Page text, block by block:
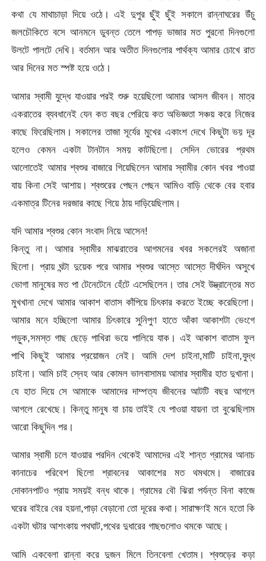
কথা যে মাথাচাড়া দিয়ে ওঠে। এই দুপুর ছুঁই ছুঁই সকালে রান্নাঘরের উঁচু
জলচৌকিতে বসে আনমনে ডুবন্ত তেলে পাপড় ভাজার মত পুরনো দিনগুলো
উলটে পালটে দেখি। বর্তমান আর অতীত দিনগুলোর পার্থক্য আমার চোখে রাত
আর দিনের মত স্পষ্ট হয়ে ওঠে।
আমার স্বামী যুদ্ধে যাওয়ার পরই শুরু হয়েছিলো আমার আসল জীবন। মাত্র
একরাতের ব্যবধানেই যেন কত বছর পেরিয়ে কত অভিজ্ঞতা সঞ্চয় করে নিজের
কাছে ফিরেছিলাম। সকালের তাজা সূর্যের মুখের একাংশ দেখে কিছুটা ভয় দূর
হলেও কেমন একটা টানটান সময় কাটছিলো। সেদিন ভোরের প্রথম
আলোতেই আমার শ্বশুর বাজারে গিয়েছিলেন আমার স্বামীর কোন খবর পাওয়া
যায় কিনা সেই আশায়। শ্বশুরের পেছন পেছন আমিও বাড়ি থেকে বের হবার
একমাত্র টিনের দরজার কাছে গিয়ে ঠায় দাড়িয়েছিলাম।
যদি আমার শ্বশুর কোন সংবাদ নিয়ে আসেন!
কিন্তু না। আমার স্বামীর মাঝরাতের আগমনের খবর সকলেরই অজানা
ছিলো। প্রায় ঘন্টা দুয়েক পরে আমার শ্বশুর আস্তে আস্তে দীর্ঘদিন অসুখে
ভোগা মানুষের মত পা টেনেটেনে হেঁটে এসেছিলেন। তার সেই উদ্ভ্রান্তের মত
মুখখানা দেখে আমার আকাশ বাতাস কাঁপিয়ে চিৎকার করতে ইচ্ছে করেছিলো।
আমার মনে হচ্ছিলো আমার চিৎকারে সুনিপুণ হাতে আঁকা আকাশটা ভেংগে
পড়ুক,সমস্ত গাছ ছেড়ে পাখিরা ভয়ে পালিয়ে যাক। এই আকাশ বাতাস ফুল
পাখি কিছুই আমার প্রয়োজন নেই। আমি দেশ চাইনা,মাটি চাইনা,যুদ্ধ
চাইনা। আমি চাই স্নেহ আর কোমল ভালবাসাময় আমার স্বামীর হাত দুখানা।
যে হাত দিয়ে সে আমাকে আমাদের দাম্পত্য জীবনের আটটি বছর আগলে
আগলে রেখেছে। কিন্তু মানুষ যা চায় তাইই যে পাওয়া যায়না তা বুঝেছিলাম
আরো কিছুদিন পর।
আমার স্বামী চলে যাওয়ার পরদিন থেকেই আমাদের এই শান্ত গ্রামের আনাচ
কানাচের পরিবেশ ছিলো শ্রাবনের আকাশের মত থমথমে। বাজারের
দোকানপাটও প্রায় সময়ই বন্ধ থাকে। গ্রামের বৌ ঝিরা পর্যন্ত বিনা কাজে
ঘরের বাইরে বের হয়না,পাড়া বেড়ানো তো দূরের কথা। সারাক্ষণই মনে হতো কি
একটা ঘটার আশংকায় পথঘাট,পথের দুধারের গাছগুলোও থমকে আছে।
আমি একবেলা রান্না করে দুজন মিলে তিনবেলা খেতাম। শ্বশুড়ের কড়া